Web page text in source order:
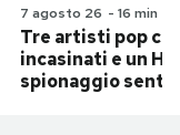
7 agosto 26 - 16 min
Tre artisti pop
incasinati e un
spionaggio